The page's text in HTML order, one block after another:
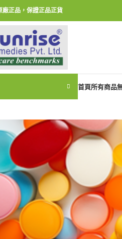
廠正品，保證正品正貨
首頁所有商品